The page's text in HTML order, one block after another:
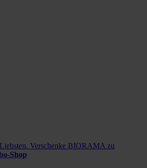
Verschenke BIORAMA zu
Shop